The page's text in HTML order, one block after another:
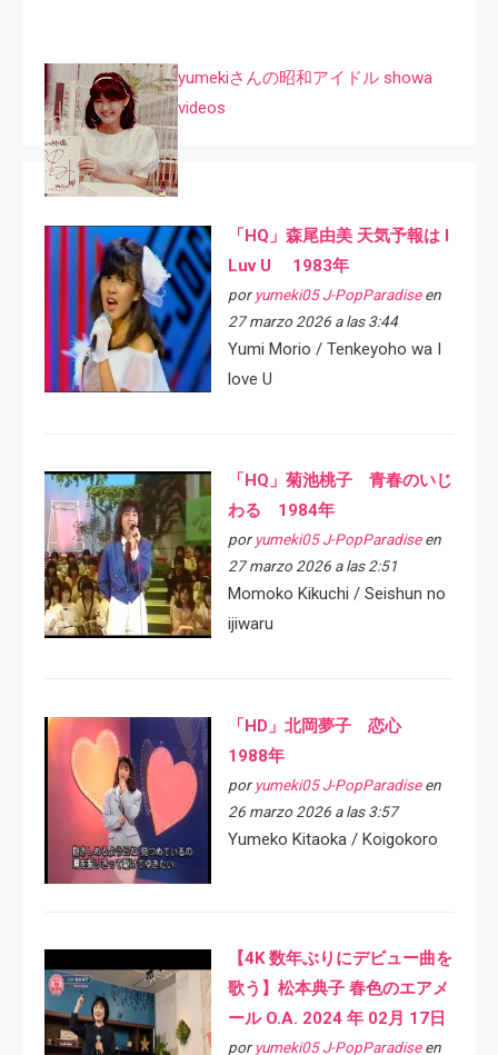
yumekiさんの昭和アイドル showa
videos
「HQ」森尾由美 天気予報は I
Luv U 1983年
por yumeki05 J-PopParadiseen
27 marzo 2026 a las 3:44
Yumi Morio / Tenkeyoho wa I
love U
「HQ」菊池桃子 青春のいじ
わる 1984年
por yumeki05 J-PopParadiseen
27 marzo 2026 a las 2:51
Momoko Kikuchi / Seishun no
ijiwaru
「HD」北岡夢子 恋心
1988年
por yumeki05 J-PopParadiseen
26 marzo 2026 a las 3:57
Yumeko Kitaoka / Koigokoro
【4K 数年ぶりにデビュー曲を
歌う】松本典子 春色のエアメ
ール O.A. 2024 年 02月 17日
por yumeki05 J-PopParadiseen